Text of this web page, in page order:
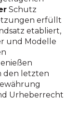
Schutz
erfüllt
etabliert,
und Modelle
den letzten
Urheberrecht